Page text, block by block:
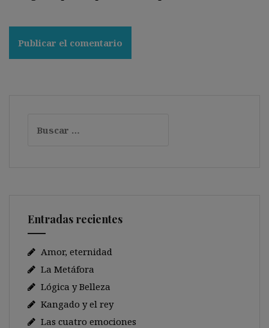
Entradas recientes
Amor, eternidad
La Metáfora
Lógica y Belleza
Kangado y el rey
Las cuatro emociones